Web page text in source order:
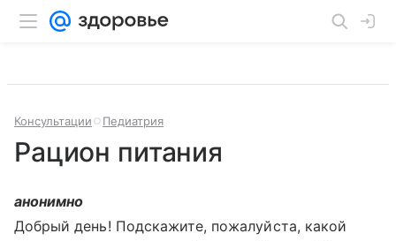
Консультации Педиатрия
Рацион питания
анонимно
Добрый день! Подскажите, пожалуйста, какой